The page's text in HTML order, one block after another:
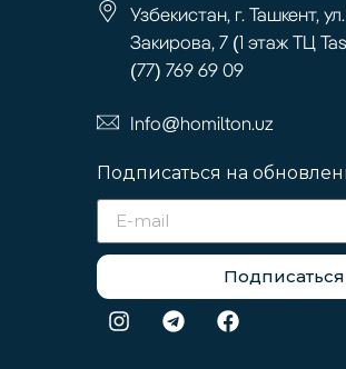
Узбекистан, г. Ташкент,
Закирова, 7 (1 этаж ТЦ
(77) 769 69 09
Info@homilton.uz
Подписаться на
Подписаться